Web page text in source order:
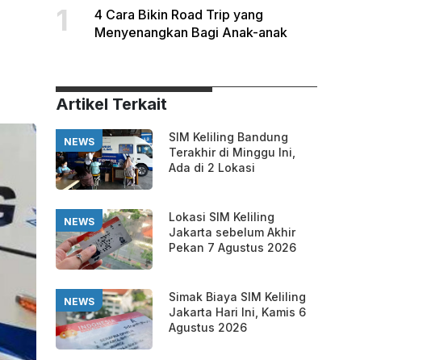
1
4 Cara Bikin Road Trip yang
Menyenangkan Bagi Anak-anak
Artikel Terkait
NEWS
SIM Keliling Bandung
Terakhir di Minggu Ini,
Ada di 2 Lokasi
NEWS
Lokasi SIM Keliling
Jakarta sebelum Akhir
Pekan 7 Agustus 2026
NEWS
Simak Biaya SIM Keliling
Jakarta Hari Ini, Kamis 6
Agustus 2026